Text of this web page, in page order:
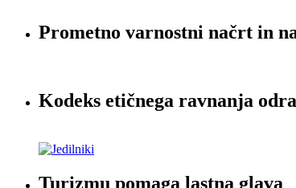
Prometno varnostni načrt in
Kodeks etičnega ravnanja
Turizmu pomaga lastna glava